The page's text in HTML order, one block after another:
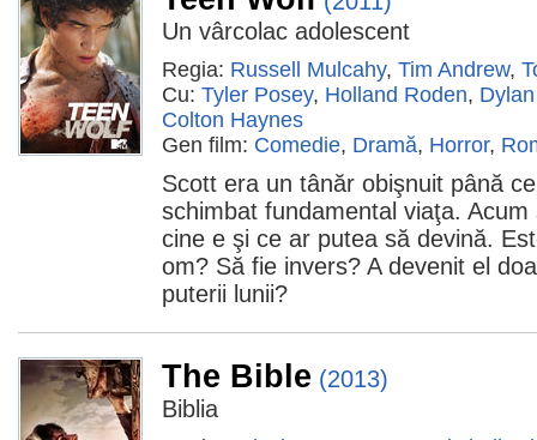
Un vârcolac adolescent
Regia: Russell Mulcahy, Tim Andrew,
Cu: Tyler Posey, Holland Roden,
Colton Haynes
Gen film: Comedie, Dramă, Horror,
Scott era un tânăr obişnuit până
schimbat fundamental viaţa.
cine e şi ce ar putea să devină.
om? Să fie invers? A devenit el
puterii lunii?
The Bible (2013)
Biblia